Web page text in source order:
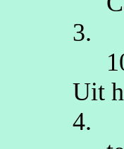
3.
Uit
4.